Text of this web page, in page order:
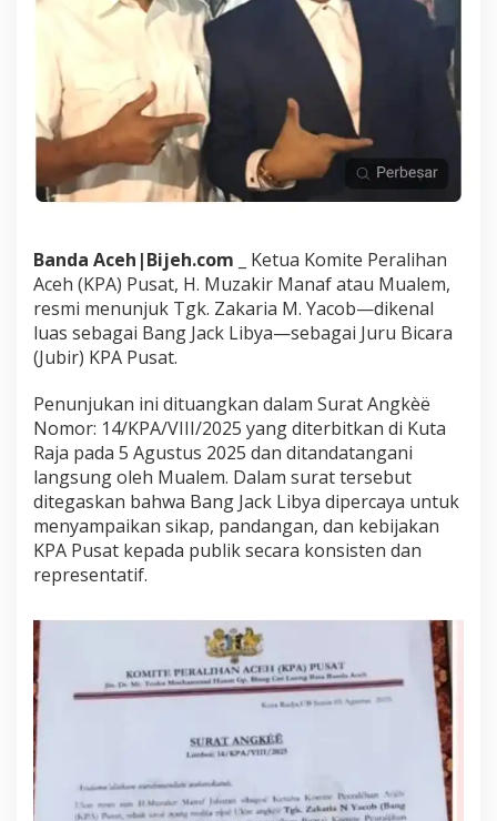
n
u
k
e
b
a
g
a
u
r
u
B
i
r
a
K
P
A
P
s
a
l
M
u
l
e
Banda Aceh|Bijeh.com _ Ketua Komite Peralihan
Aceh (KPA) Pusat, H. Muzakir Manaf atau Mualem,
resmi menunjuk Tgk. Zakaria M. Yacob—dikenal
luas sebagai Bang Jack Libya—sebagai Juru Bicara
(Jubir) KPA Pusat.
Penunjukan ini dituangkan dalam Surat Angkèë
Nomor: 14/KPA/VIII/2025 yang diterbitkan di Kuta
Raja pada 5 Agustus 2025 dan ditandatangani
langsung oleh Mualem. Dalam surat tersebut
ditegaskan bahwa Bang Jack Libya dipercaya untuk
menyampaikan sikap, pandangan, dan kebijakan
KPA Pusat kepada publik secara konsisten dan
representatif.